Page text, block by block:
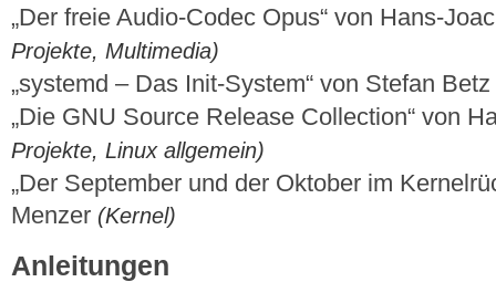
„Der freie Audio-Codec Opus“ von Hans-
Projekte, Multimedia)
„systemd – Das Init-System“ von Stefan Betz
„Die GNU Source Release Collection“ von
Projekte, Linux allgemein)
„Der September und der Oktober im
Menzer (Kernel)
Anleitungen